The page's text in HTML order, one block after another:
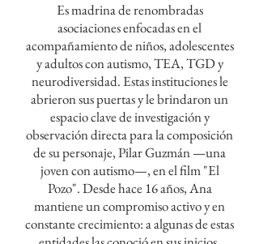
Es madrina de renombradas
asociaciones enfocadas en el
acompañamiento de niños, adolescentes
y adultos con autismo, TEA, TGD y
neurodiversidad. Estas instituciones le
abrieron sus puertas y le brindaron un
espacio clave de investigación y
observación directa para la composición
de su personaje, Pilar Guzmán —una
joven con autismo—, en el film "El
Pozo". Desde hace 16 años, Ana
mantiene un compromiso activo y en
constante crecimiento: a algunas de estas